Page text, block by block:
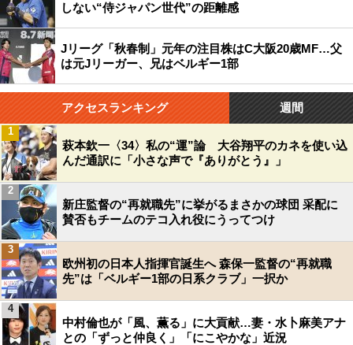
しない“侍ジャパン世代”の距離感
Jリーグ「秋春制」元年の注目株はC大阪20歳MF…父
は元Jリーガー、兄はベルギー1部
アクセスランキング 週間
萩本欽一〈34〉私の“運”論 大谷翔平のカネを使い込
んだ通訳に「小さな声で『ありがとう』」
1
新庄監督の“再就職先”に挙がるまさかの球団 采配に
賛否もチームのテコ入れ役にうってつけ
2
欧州初の日本人指揮官誕生へ 森保一監督の“再就職
先”は「ベルギー1部の日系クラブ」一択か
3
中村倫也が「風、薫る」に大貢献…妻・水卜麻美アナ
との「ずっと仲良く」「にこやかな」近況
4